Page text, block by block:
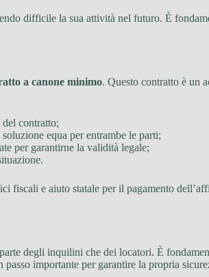
difficile la sua attività nel futuro. È
a canone minimo. Questo contratto è un
contratto;
equa per entrambe le parti;
per garantirne la validità legale;
fiscali e aiuto statale per il pagamento
degli inquilini che dei locatori. È
importante per garantire la propria